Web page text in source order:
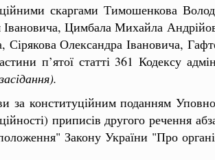
скаргами Тимошенкова
Цимбала Михайла
Олександра Івановича,
п’ятої статті 361 Кодексу
за конституційним поданням
приписів другого речення
Закону України "Про